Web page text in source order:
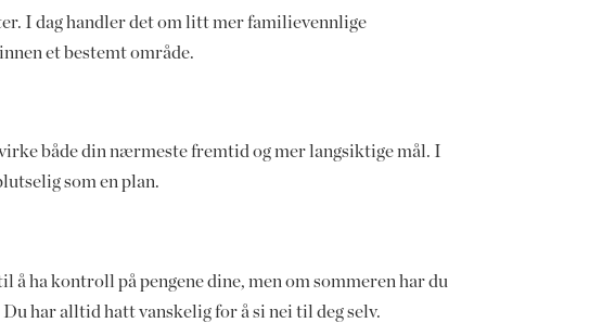
I dag handler det om litt mer familievennlige
et bestemt område.
både din nærmeste fremtid og mer langsiktige mål. I
som en plan.
ha kontroll på pengene dine, men om sommeren har du
har alltid hatt vanskelig for å si nei til deg selv.